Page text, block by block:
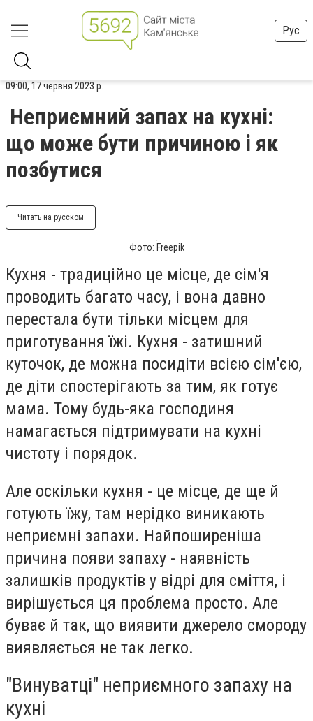
Рус
09:00, 17 червня 2023 р.
Неприємний запах на кухні:
що може бути причиною і як
позбутися
Читать на русском
Фото: Freepik
Кухня - традиційно це місце, де сім'я
проводить багато часу, і вона давно
перестала бути тільки місцем для
приготування їжі. Кухня - затишний
куточок, де можна посидіти всією сім'єю,
де діти спостерігають за тим, як готує
мама. Тому будь-яка господиня
намагається підтримувати на кухні
чистоту і порядок.
Але оскільки кухня - це місце, де ще й
готують їжу, там нерідко виникають
неприємні запахи. Найпоширеніша
причина появи запаху - наявність
залишків продуктів у відрі для сміття, і
вирішується ця проблема просто. Але
буває й так, що виявити джерело смороду
виявляється не так легко.
"Винуватці" неприємного запаху на
кухні